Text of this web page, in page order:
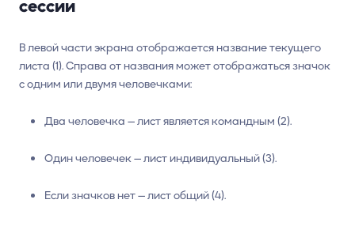
В левой части экрана отображается название текущего
листа (1). Справа от названия может отображаться значок
с одним или двумя человечками:
Два человечка — лист является командным (2).
Один человечек — лист индивидуальный (3).
Если значков нет — лист общий (4).